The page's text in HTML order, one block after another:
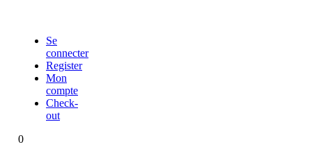
Se
connecter
Register
Mon
compte
Check-
out
0